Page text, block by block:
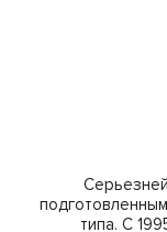
типа. С